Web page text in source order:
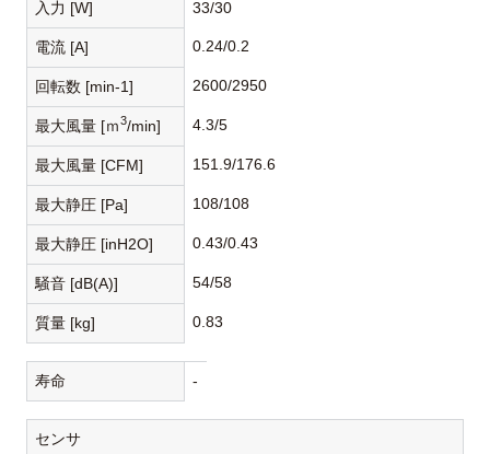
入力 [W] 33/30
電流 [A] 0.24/0.2
回転数 [min-1] 2600/2950
最大風量 [ｍ3/min] 4.3/5
最大風量 [CFM] 151.9/176.6
最大静圧 [Pa] 108/108
最大静圧 [inH2O] 0.43/0.43
騒音 [dB(A)] 54/58
質量 [kg] 0.83
寿命 -
センサ